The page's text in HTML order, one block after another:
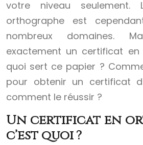
votre niveau seulement.
orthographe est
nombreux domaines.
exactement un certificat
quoi sert ce papier ?
pour obtenir un certificat
comment le réussir ?
Un certificat en
c’est quoi ?